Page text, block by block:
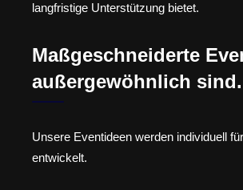
langfristige Unterstützung bietet.
Maßgeschneiderte
außergewöhnlich sind.
Unsere Eventideen werden individuell
entwickelt.